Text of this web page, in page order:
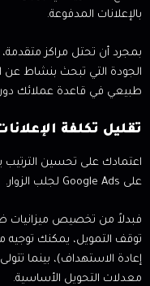
بالإعلانات المدفوعة.
بمجرد أن تحتل مراكز
الجودة التي تبحث بنشاط عن
طبيعي في قاعدة عملائك دون
تقليل تكلفة
اعتمادك على تحسين الترتيب
على Google Ads لجلب الزوار.
فبدلاً من تخصيص ميزانيات
توقف التمويل، يمكنك توجيه
إعادة الاستهداف)، بينما
معدلات التحويل الأساسية.